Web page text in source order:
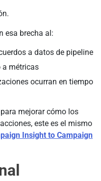
esa brecha al:
a datos de pipeline
a métricas
ocurran en tiempo
mejorar cómo los
este es el mismo
Insight to Campaign